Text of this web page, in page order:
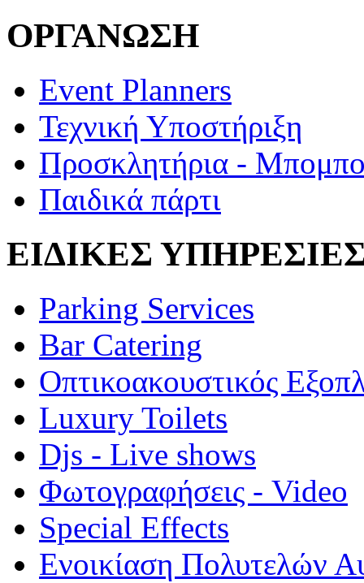
ΟΡΓΑΝΩΣΗ
Event Planners
Τεχνική Υποστήριξη
Προσκλητήρια -
Παιδικά πάρτι
ΕΙΔΙΚΕΣ
Parking Services
Bar Catering
Οπτικοακουστικός
Luxury Toilets
Djs - Live shows
Φωτογραφήσεις - Video
Special Εffects
Ενοικίαση Πολυτελών